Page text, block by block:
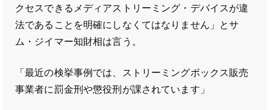
クセスできるメディアストリーミング・デバイスが違
法であることを明確にしなくてはなりません」とサ
ム・ジイマー知財相は言う。
「最近の検挙事例では、ストリーミングボックス販売
事業者に罰金刑や懲役刑が課されています」